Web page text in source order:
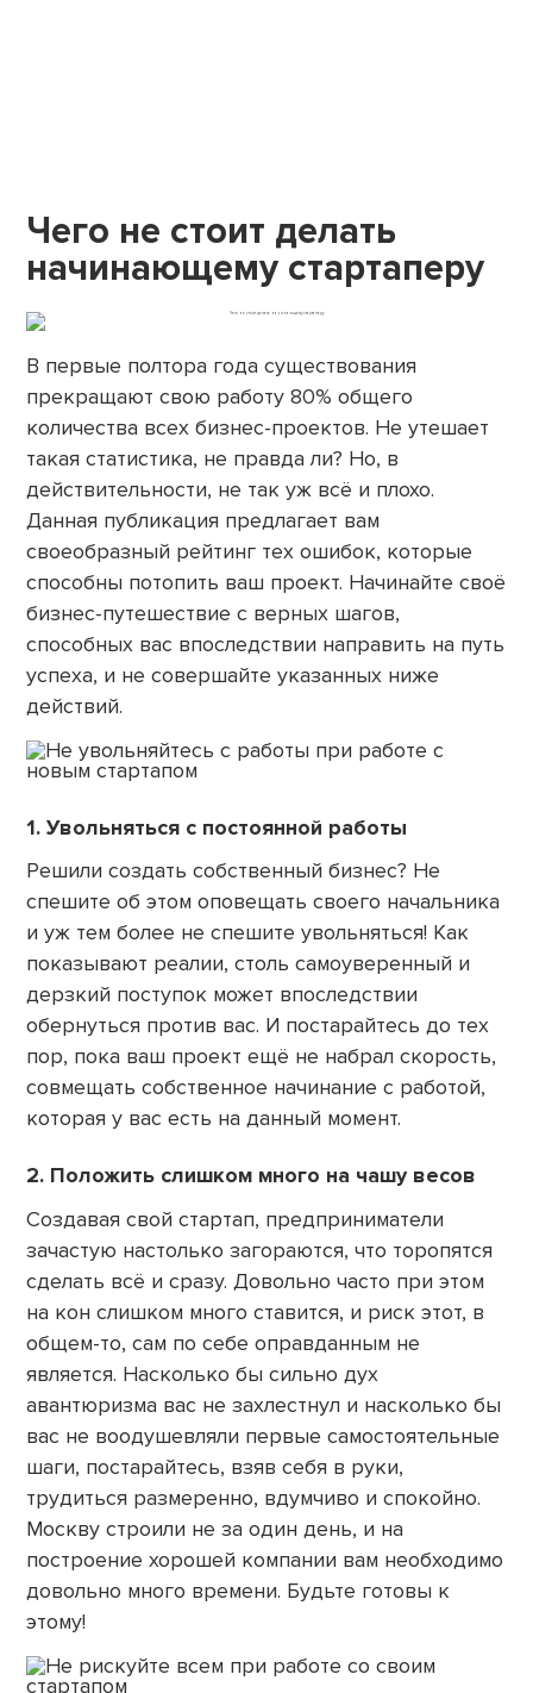
Чего не стоит делать
начинающему стартаперу
В первые полтора года существования
прекращают свою работу 80% общего
количества всех бизнес-проектов. Не утешает
такая статистика, не правда ли? Но, в
действительности, не так уж всё и плохо.
Данная публикация предлагает вам
своеобразный рейтинг тех ошибок, которые
способны потопить ваш проект. Начинайте своё
бизнес-путешествие с верных шагов,
способных вас впоследствии направить на путь
успеха, и не совершайте указанных ниже
действий.
1. Увольняться с постоянной работы
Решили создать собственный бизнес? Не
спешите об этом оповещать своего начальника
и уж тем более не спешите увольняться! Как
показывают реалии, столь самоуверенный и
дерзкий поступок может впоследствии
обернуться против вас. И постарайтесь до тех
пор, пока ваш проект ещё не набрал скорость,
совмещать собственное начинание с работой,
которая у вас есть на данный момент.
2. Положить слишком много на чашу весов
Создавая свой стартап, предприниматели
зачастую настолько загораются, что торопятся
сделать всё и сразу. Довольно часто при этом
на кон слишком много ставится, и риск этот, в
общем-то, сам по себе оправданным не
является. Насколько бы сильно дух
авантюризма вас не захлестнул и насколько бы
вас не воодушевляли первые самостоятельные
шаги, постарайтесь, взяв себя в руки,
трудиться размеренно, вдумчиво и спокойно.
Москву строили не за один день, и на
построение хорошей компании вам необходимо
довольно много времени. Будьте готовы к
этому!